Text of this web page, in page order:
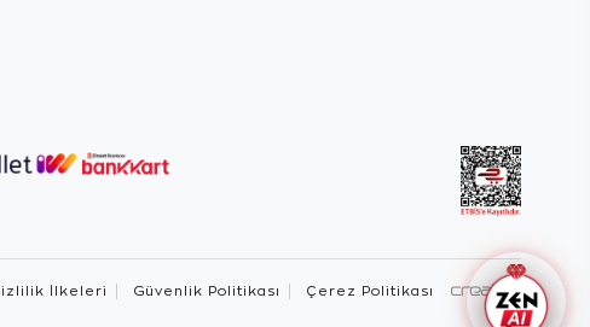
İlkeleri Güvenlik Politikası Çerez Politikası